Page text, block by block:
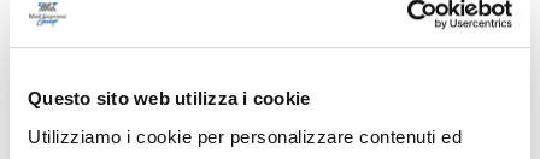
Questo sito web utilizza i cookie
Utilizziamo i cookie per personalizzare contenuti ed